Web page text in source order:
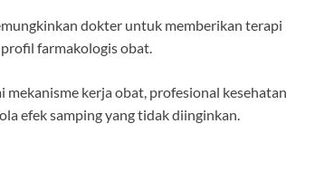
dokter untuk memberikan terapi
farmakologis obat.
mekanisme kerja obat, profesional kesehatan
efek samping yang tidak diinginkan.